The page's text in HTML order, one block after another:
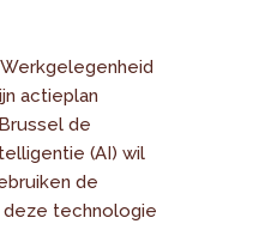
actieplan
de
(AI) wil
de
deze technologie